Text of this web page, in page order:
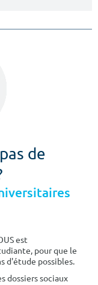
de
est
pour que le
d'étude possibles.
dossiers sociaux